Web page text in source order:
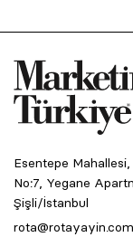
Esentepe
No:7, Yegane
Şişli/İstanbul